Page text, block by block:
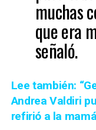
muchas
que era
señaló.
Lee también:
Andrea Valdiri
refirió a la